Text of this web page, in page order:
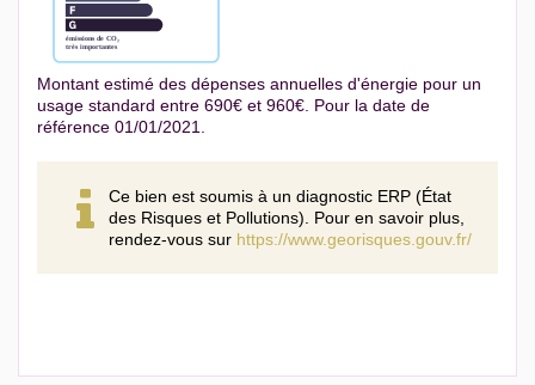
Montant estimé des dépenses annuelles d'énergie pour un
usage standard entre 690€ et 960€. Pour la date de
référence 01/01/2021.
Ce bien est soumis à un diagnostic ERP (État
des Risques et Pollutions). Pour en savoir plus,
rendez-vous sur https://www.georisques.gouv.fr/